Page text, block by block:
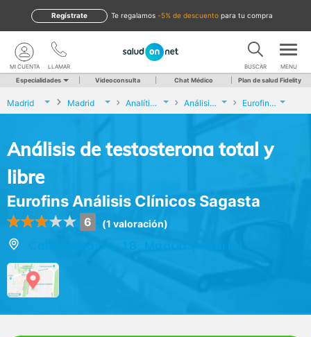
te regalamos -5% de descuento para tu compra
Regístrate
LLAMAR
MI CUENTA BUSCAR MENU
Especialidades Videoconsulta Chat Médico Plan de salud Fidelity
Madrid Madrid Analíticas y Genética Análisis de testosterona total y libre Eurofins Análisis Clínicos Sagasta
Análisis de testosterona total y
libre
Eurofins Análisis Clínicos Sagasta
6 (1 valoración)